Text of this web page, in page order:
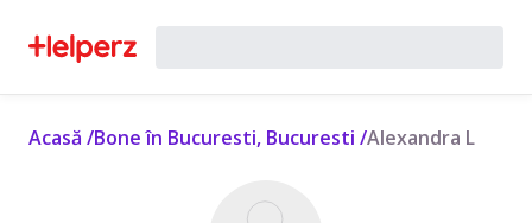
Acasă /Bone în Bucuresti, Bucuresti /Alexandra L